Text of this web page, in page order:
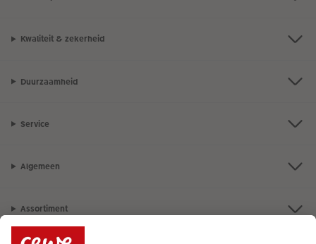
Kwaliteit & zekerheid
Duurzaamheid
Service
Algemeen
Assortiment